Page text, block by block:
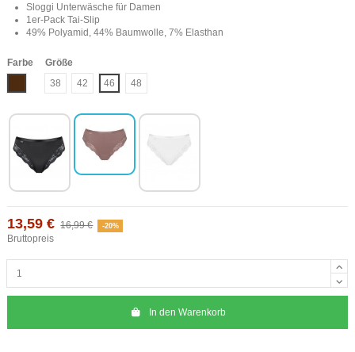
Sloggi Unterwäsche für Damen
1er-Pack Tai-Slip
49% Polyamid, 44% Baumwolle, 7% Elasthan
Farbe
Größe
38
42 46 48
13,59 € 16,99 € -20%
Bruttopreis
In den Warenkorb